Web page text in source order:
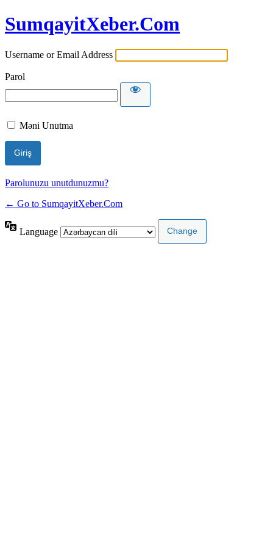
SumqayitXeber.Com
Username or Email Address
Parol
Məni Unutma
Parolunuzu unutdunuzmu?
← Go to SumqayitXeber.Com
Language